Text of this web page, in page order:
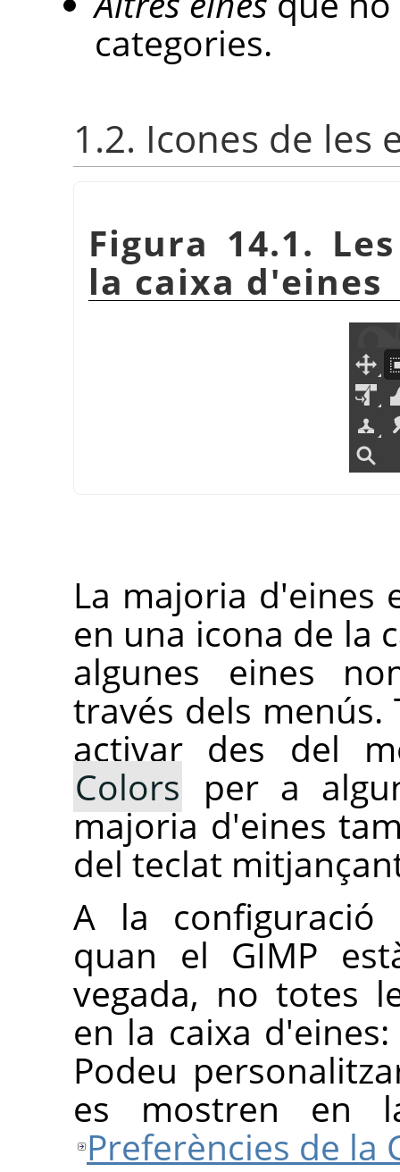
categories.
1.2. Icones de les
Figura 14.1.
la caixa d'eines
La majoria d'eines
en una icona de la
algunes eines
través dels menús.
activar des del
Colors per a
majoria d'eines
del teclat
A la configuració
quan el GIMP
vegada, no totes
en la caixa
Podeu
es mostren en
Preferències de la